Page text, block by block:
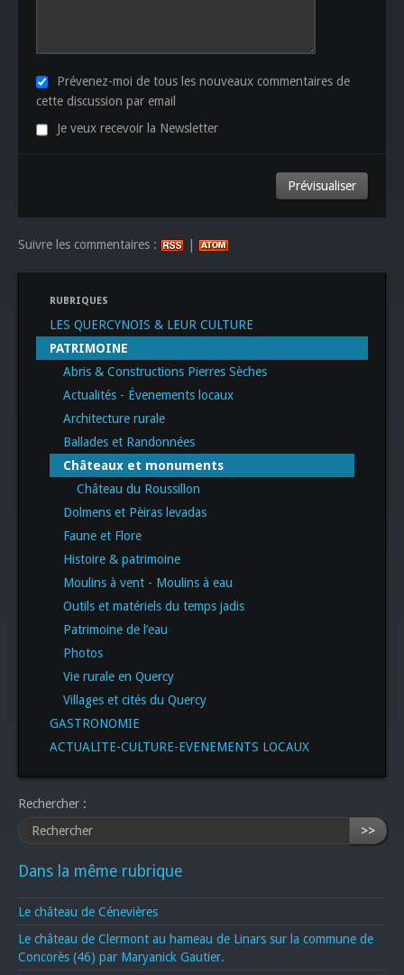
Prévenez-moi de tous les nouveaux commentaires de
cette discussion par email
Je veux recevoir la Newsletter
Suivre les commentaires : |
RUBRIQUES
LES QUERCYNOIS & LEUR CULTURE
PATRIMOINE
Abris & Constructions Pierres Sèches
Actualités - Évenements locaux
Architecture rurale
Ballades et Randonnées
Châteaux et monuments
Château du Roussillon
Dolmens et Pèiras levadas
Faune et Flore
Histoire & patrimoine
Moulins à vent - Moulins à eau
Outils et matériels du temps jadis
Patrimoine de l’eau
Photos
Vie rurale en Quercy
Villages et cités du Quercy
GASTRONOMIE
ACTUALITE-CULTURE-EVENEMENTS LOCAUX
Rechercher :
>>
Dans la même rubrique
Le château de Cénevières
Le château de Clermont au hameau de Linars sur la commune de
Concorès (46) par Maryanick Gautier.